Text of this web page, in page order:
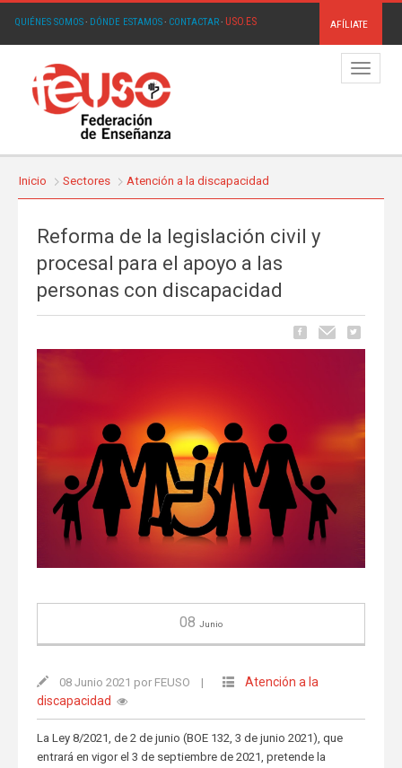
QUIÉNES SOMOS· DÓNDE ESTAMOS· CONTACTAR· USO.ES AFÍLIATE
Menú
Inicio Sectores Atención a la discapacidad
Reforma de la legislación civil y
procesal para el apoyo a las
personas con discapacidad
08 Junio
08 Junio 2021 por FEUSO |
Atención a la
discapacidad
La Ley 8/2021, de 2 de junio (BOE 132, 3 de junio 2021), que
entrará en vigor el 3 de septiembre de 2021, pretende la